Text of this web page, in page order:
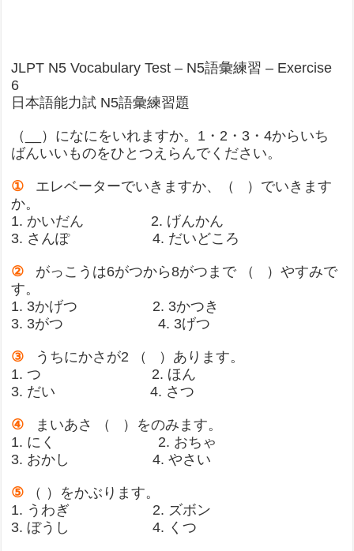
JLPT N5 Vocabulary Test – N5語彙練習 – Exercise
6
日本語能力試 N5語彙練習題
（__）になにをいれますか。1・2・3・4からいち
ばんいいものをひとつえらんでください。
① エレベーターでいきますか、（ ）でいきます
か。
1. かいだん 2. げんかん
3. さんぽ 4. だいどころ
②
がっこうは6がつから8がつまで （ ）やすみで
す。
1. 3かげつ 2. 3かつき
3. 3がつ 4. 3げつ
③ うちにかさが2 （ ）あります。
1. つ 2. ほん
3. だい 4. さつ
④ まいあさ （ ）をのみます。
1. にく 2. おちゃ
3. おかし 4. やさい
⑤ （ ）をかぶります。
1. うわぎ 2. ズボン
3. ぼうし 4. くつ